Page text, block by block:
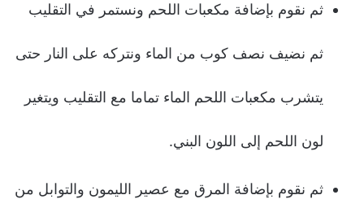
ثم نقوم بإضافة مكعبات اللحم ونستمر في التقليب
ثم نضيف نصف كوب من الماء ونتركه على النار حتى
يتشرب مكعبات اللحم الماء تماما مع التقليب ويتغير
لون اللحم إلى اللون البني.
ثم نقوم بإضافة المرق مع عصير الليمون والتوابل من